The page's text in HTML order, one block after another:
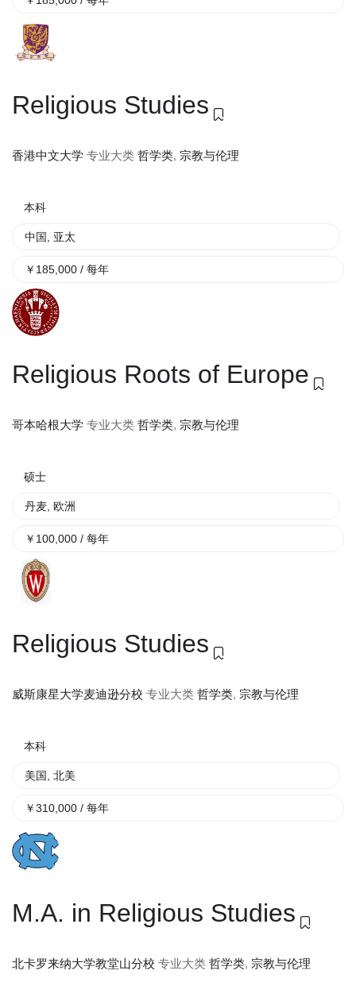
Religious Studies
香港中文大学 专业大类 哲学类, 宗教与伦理
本科
中国 亚太
￥ 185,000 / 每年
Religious Roots of Europe
哥本哈根大学 专业大类 哲学类, 宗教与伦理
硕士
丹麦 欧洲
￥ 100,000 / 每年
Religious Studies
威斯康星大学麦迪逊分校 专业大类 哲学类, 宗教与伦理
本科
美国 北美
￥310,000 / 每年
M.A. in Religious Studies
北卡罗来纳大学教堂山分校 专业大类 哲学类, 宗教与伦理